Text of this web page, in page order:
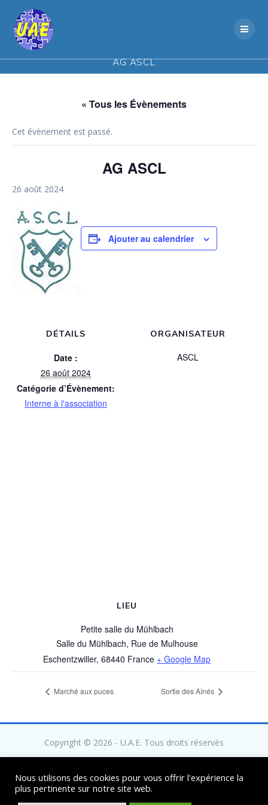
AG ASCL
« Tous les Évènements
Cet évènement est passé.
AG ASCL
26 août 2024
Ajouter au calendrier
DÉTAILS
Date :
26 août 2024
Catégorie d’Évènement:
Interne à l'association
ORGANISATEUR
ASCL
LIEU
Petite salle du Mühlbach
Salle du Mühlbach, Rue de Mulhouse
Eschentzwiller, 68440 France + Google Map
Marché aux puces Sortie des Aînés
Copyright © 2026 - U.A.E. Tous droits réservés
Mentions légales
Nous utilisons des cookies pour vous offrir l'expérience la
plus pertinente sur notre site web.